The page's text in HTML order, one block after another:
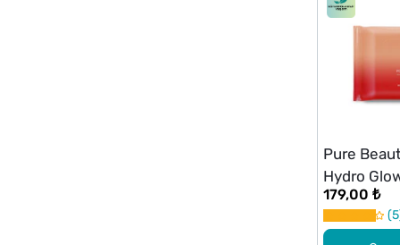
Pure
Hydro
179,00 ₺
5